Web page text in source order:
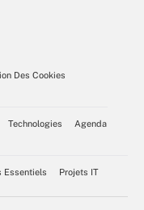
Des Cookies
Technologies
Agenda
Essentiels Projets IT